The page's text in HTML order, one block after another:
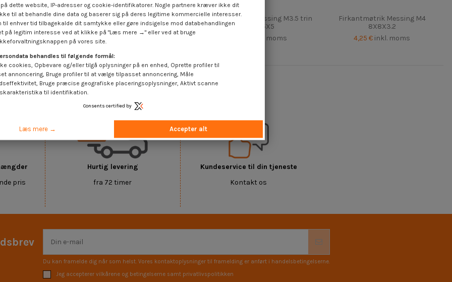
Messing M4 6X6X2
inkl. moms
Firkantmøtrik Messing M3 8X8X2
4,25 €inkl. moms
Firkantmøtrik Messing M3.5 trin
60 5X5X5
inkl. moms
Firkantmøtrik Messing M4
8X8X3.2
4,25 € inkl. moms
Messing
pris
Hurtig levering
fra 72 timer
Kundeservice til din tjeneste
Kontakt os
Du kan framelde dig når som helst. Vores kontaktoplysninger til framelding er anført i handelsbetingelserne.
Jeg accepterer vilkårene og betingelserne samt privatlivspolitikken
dette website, IP-adresser og cookie-identifikatorer. Nogle partnere kræver ikke dit
til at behandle dine data og baserer sig på deres legitime kommercielle interesser.
til enhver tid tilbagekalde dit samtykke eller gøre indsigelse mod databehandlingen
på legitim interesse ved at klikke på "Læs mere →" eller ved at bruge
på vores site.
behandles til følgende formål:
cookies, Opbevare og/eller tilgå oplysninger på en enhed, Oprette profiler til
annoncering, Bruge profiler til at vælge tilpasset annoncering, Måle
Bruge præcise geografiske placeringsoplysninger, Aktivt scanne
til identifikation.
Consents certified by
Læs mere → Accepter alt